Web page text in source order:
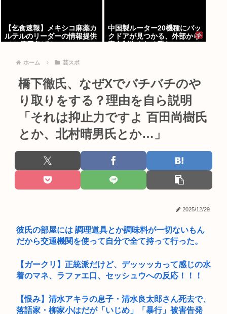
【乞食速報】メキシコ麻薬カ
ルテルのリーダーの情報提供
中国製ルーター20機種にバッ
クドアが見つかる、外部から
ホーム 芸スポ
橋下徹氏、なぜXでバチバチのや
り取りをする？理由を自ら説明
「それは抑止力ですよ 百田尚樹氏
とか、北村晴男氏とか…」
2025/12/29
彼氏の部屋には 調理道具とか調味料が一切ないもん
だから交通機関を使って自分で全て持って行った。
【ガークリ】正統派だけど、デッッッカって感じの水
着のマネ、ラファエ口、セッシュウへの反応！！！
【恨み】清水アキラの息子・清水良太郎さん死去で、
落語家・柳家小はだが「いじめ」「暴行」被害告発